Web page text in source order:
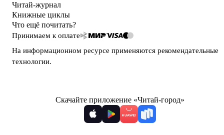
Читай-журнал
Книжные циклы
Что ещё почитать?
Принимаем к оплате
На информационном ресурсе применяются рекомендательные
технологии.
Скачайте приложение «Читай-город»